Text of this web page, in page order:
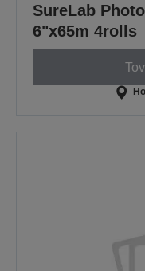
SureLab
6"x65m 4rolls